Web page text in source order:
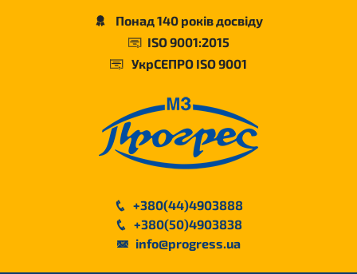
Понад 140 років досвіду
ISO 9001:2015
УкрСЕПРО ISO 9001
+380(44)4903888
+380(50)4903838
info@progress.ua